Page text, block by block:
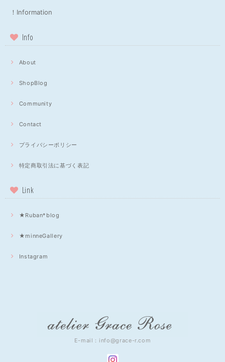
！Information
Info
About
ShopBlog
Community
Contact
プライバシーポリシー
特定商取引法に基づく表記
Link
★Ruban*blog
★minneGallery
Instagram
E-mail： info@grace-r.com